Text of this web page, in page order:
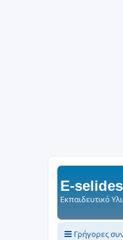
E-
Εκπαιδευτικό
Γρήγορες